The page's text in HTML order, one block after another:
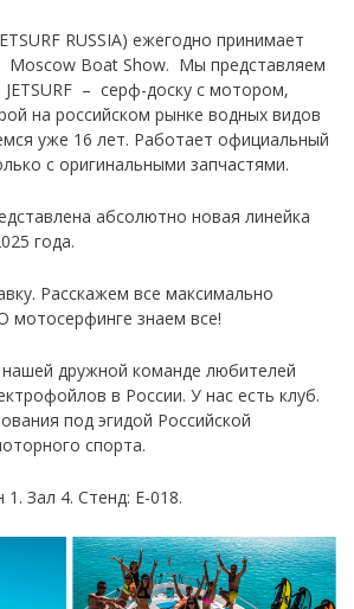
RUSSIA) ежегодно принимает
Moscow Boat Show. Мы представляем
– серф-доску с мотором,
на российском рынке водных видов
уже 16 лет. Работает официальный
с оригинальными запчастями.
абсолютно новая линейка
года.
Расскажем все максимально
мотосерфинге знаем все!
нашей дружной команде любителей
в России. У нас есть клуб.
под эгидой Российской
спорта.
Зал 4. Стенд: E-018.